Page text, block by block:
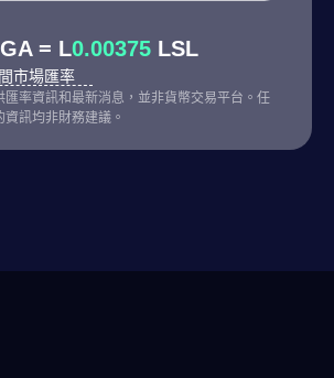
= L0.00375 LSL
市場匯率
匯率資訊和最新消息，並非貨幣交易平台。任
訊均非財務建議。